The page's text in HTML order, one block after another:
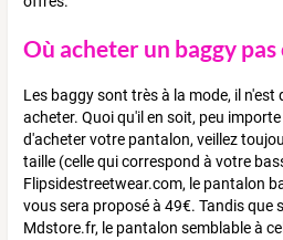
Où acheter un baggy pas
Les baggy sont très à la mode, il n'est
acheter. Quoi qu'il en soit, peu
d'acheter votre pantalon, veillez
taille (celle qui correspond à votre
Flipsidestreetwear.com, le pantalon
vous sera proposé à 49€. Tandis que
Mdstore.fr, le pantalon semblable à